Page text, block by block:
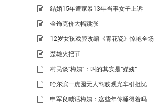
结婚15年遭家暴13年当事女子上诉
金饰克价大幅跳涨
12岁女孩戏腔改编《青花瓷》惊艳全场
楚雄火把节
村民谈“梅姨”：叫的其实是“媒姨”
哈尔滨一虎园无人驾驶观光车引担忧
申军良喊话梅姨：这些年你睡得着吗